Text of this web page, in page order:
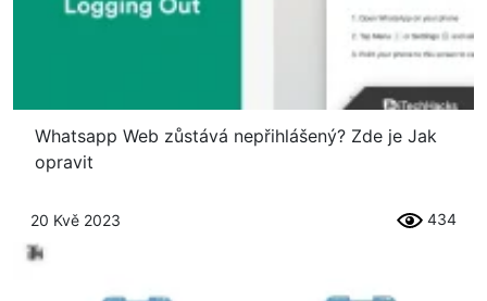
Whatsapp Web zůstává nepřihlášený? Zde je Jak
opravit
20 Kvě 2023 434